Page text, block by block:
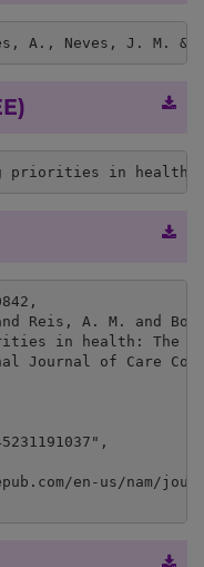
A., Neves, J. M.
in health: